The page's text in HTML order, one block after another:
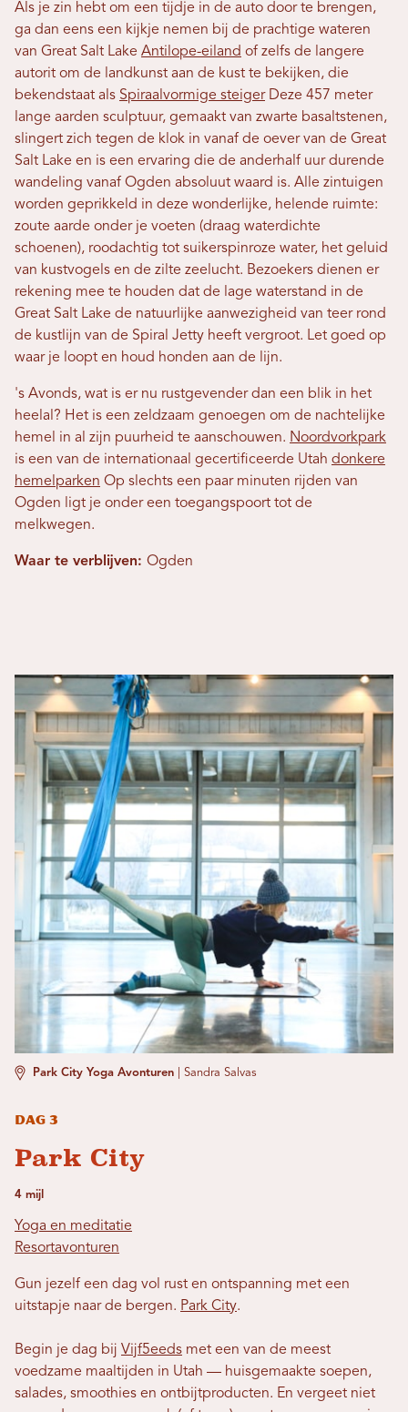
Als je zin hebt om een ​​tijdje in de auto door te brengen,
ga dan eens een kijkje nemen bij de prachtige wateren
van Great Salt Lake Antilope-eiland of zelfs de langere
autorit om de landkunst aan de kust te bekijken, die
bekendstaat als Spiraalvormige steigerDeze 457 meter
lange aarden sculptuur, gemaakt van zwarte basaltstenen,
slingert zich tegen de klok in vanaf de oever van de Great
Salt Lake en is een ervaring die de anderhalf uur durende
wandeling vanaf Ogden absoluut waard is. Alle zintuigen
worden geprikkeld in deze wonderlijke, helende ruimte:
zoute aarde onder je voeten (draag waterdichte
schoenen), roodachtig tot suikerspinroze water, het geluid
van kustvogels en de zilte zeelucht. Bezoekers dienen er
rekening mee te houden dat de lage waterstand in de
Great Salt Lake de natuurlijke aanwezigheid van teer rond
de kustlijn van de Spiral Jetty heeft vergroot. Let goed op
waar je loopt en houd honden aan de lijn.
's Avonds, wat is er nu rustgevender dan een blik in het
heelal? Het is een zeldzaam genoegen om de nachtelijke
hemel in al zijn puurheid te aanschouwen. Noordvorkpark
is een van de internationaal gecertificeerde Utah donkere
hemelparken Op slechts een paar minuten rijden van
Ogden ligt je onder een toegangspoort tot de
melkwegen.
Waar te verblijven: Ogden
Park City Yoga Avonturen Sandra Salvas
Dag 3
Park City
4 mijl
Yoga en meditatie
Resortavonturen
Gun jezelf een dag vol rust en ontspanning met een
uitstapje naar de bergen. Park City.
Begin je dag bij Vijf5eeds met een van de meest
voedzame maaltijden in Utah — huisgemaakte soepen,
salades, smoothies en ontbijtproducten. En vergeet niet